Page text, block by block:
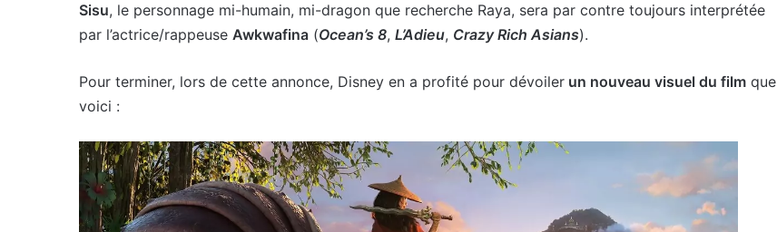
Sisu, le personnage mi-humain, mi-dragon que recherche Raya, sera par contre toujours interprétée
par l’actrice/rappeuse Awkwafina (Ocean’s 8, L’Adieu, Crazy Rich Asians).
Pour terminer, lors de cette annonce, Disney en a profité pour dévoiler un nouveau visuel du film que
voici :